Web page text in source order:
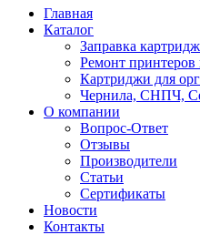
Главная
Каталог
Заправка
Ремонт
Картриджи для
Чернила, СНПЧ,
О компании
Вопрос-Ответ
Отзывы
Производители
Статьи
Сертификаты
Новости
Контакты